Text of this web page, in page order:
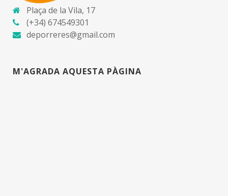
Plaça de la Vila, 17
(+34) 674549301
deporreres@gmail.com
M'AGRADA AQUESTA PÀGINA